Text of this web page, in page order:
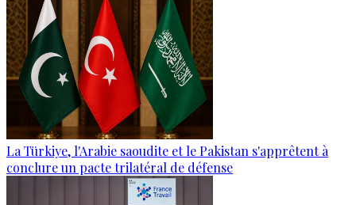
La Türkiye, l'Arabie saoudite et le Pakistan s'apprêtent à
conclure un pacte trilatéral de défense